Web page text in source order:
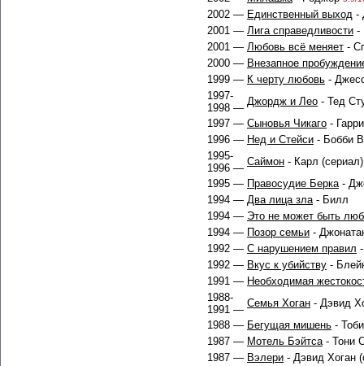
2002 — Единственный выход -
2001 — Лига справедливости -
2001 — Любовь всё меняет -
2000 — Внезапное
1999 — К черту любовь -
1997-
1998 —
Джордж и Лео - Тед
1997 — Сыновья Чикаго -
1996 — Нед и Стейси - Бобби
1995-
1996 —
Саймон - Карл (сериал)
1995 — Правосудие Берка-
1994 — Два лица зла- Билл
1994 — Это не может быть
1994 — Позор семьи -
1992 — С нарушением правил
1992 — Вкус к убийству -
1991 — Необходимая
1988-
1991 —
Семья Хоган - Дэвид
1988 — Бегущая мишень - Тоби
1987 — Мотель Бэйтса- Тони
1987 — Вэлери - Дэвид Хоган